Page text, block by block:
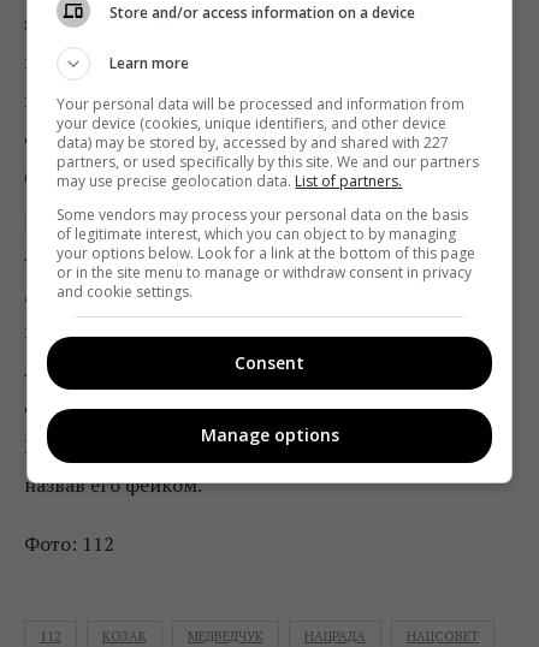
запретилрегулятору выносить решение о
непродлении лицензий канала. Суд принял во
внимание аргументы телеканала о том, что,
оттягивая принятие решения, Нацсовет
бездействовал. По закону регулятор обязан
рассмотреть вопрос о продлении цифровых
лицензий за60 днейдо окончания срока их
действия. Глава регулятора сообщал, что Нацсовет
не выносит на рассмотрение вопрос продления
лицензий из-за письма СБУ о расследовании смены
собственности. В ноябре парламентская часть
Нацсовета
усомниласьв достоверности письма,
назвав его фейком.
Фото: 112
112 КОЗАК МЕДВЕДЧУК НАЦРАДА НАЦСОВЕТ
Store and/or access information on a device
Learn more
Your personal data will be processed and information from
your device (cookies, unique identifiers, and other device
data) may be stored by, accessed by and shared with 227
partners, or used specifically by this site. We and our partners
may use precise geolocation data. List of partners.
Some vendors may process your personal data on the basis
of legitimate interest, which you can object to by managing
your options below. Look for a link at the bottom of this page
or in the site menu to manage or withdraw consent in privacy
and cookie settings.
Consent
Manage options